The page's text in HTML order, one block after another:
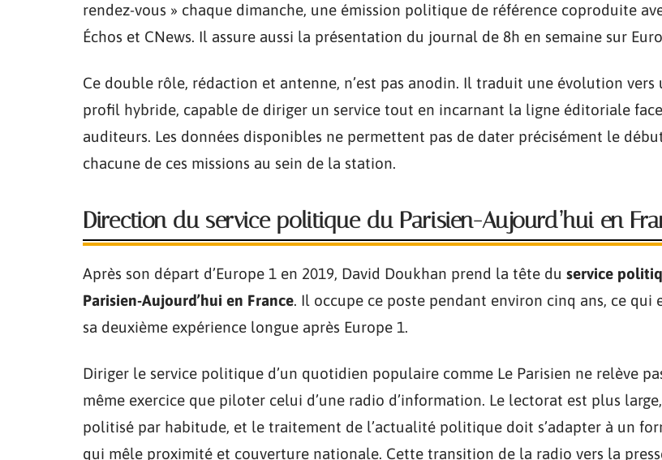
rendez-vous » chaque dimanche, une émission politique de référence coproduite
Échos et CNews. Il assure aussi la présentation du journal de 8h en semaine sur
Ce double rôle, rédaction et antenne, n’est pas anodin. Il traduit une évolution vers
profil hybride, capable de diriger un service tout en incarnant la ligne éditoriale
auditeurs. Les données disponibles ne permettent pas de dater précisément le
chacune de ces missions au sein de la station.
Direction du service politique du Parisien-Aujourd’hui en
Après son départ d’Europe 1 en 2019, David Doukhan prend la tête du service
Parisien-Aujourd’hui en France. Il occupe ce poste pendant environ cinq ans, ce qui
sa deuxième expérience longue après Europe 1.
Diriger le service politique d’un quotidien populaire comme Le Parisien ne relève
même exercice que piloter celui d’une radio d’information. Le lectorat est plus
politisé par habitude, et le traitement de l’actualité politique doit s’adapter à un
qui mêle proximité et couverture nationale. Cette transition de la radio vers la